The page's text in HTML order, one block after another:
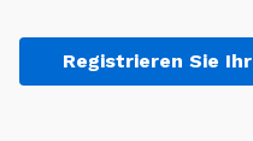
Registrieren Sie